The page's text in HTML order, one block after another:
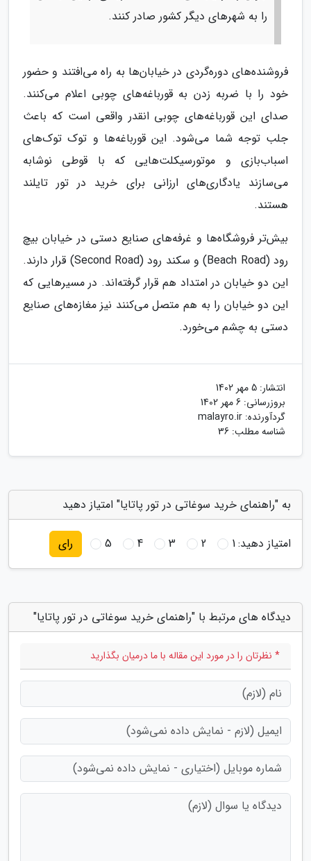
را به شهرهای دیگر کشور صادر کنند.
فروشنده‌های دوره‌گردی در خیابان‌ها به راه می‌افتند و حضور
خود را با ضربه زدن به قورباغه‌های چوبی اعلام می‌کنند.
صدای این قورباغه‌های چوبی انقدر واقعی است که باعث
جلب توجه شما می‌شود. این قورباغه‌ها و توک توک‌های
اسباب‌بازی و موتورسیکلت‌هایی که با قوطی نوشابه
می‌سازند یادگاری‌های ارزانی برای خرید در تور تایلند
هستند.
بیش‌تر فروشگاه‌ها و غرفه‌های صنایع دستی در خیابان بیچ
رود (Beach Road) و سکند رود (Second Road) قرار دارند.
این دو خیابان در امتداد هم قرار گرفته‌اند. در مسیرهایی که
این دو خیابان را به هم متصل می‌کنند نیز مغازه‌های صنایع
دستی به چشم می‌خورد.
انتشار: 5 مهر 1402
بروزرسانی: 6 مهر 1402
گردآورنده: malayro.ir
شناسه مطلب: 36
به "راهنمای خرید سوغاتی در تور پاتایا" امتیاز دهید
امتیاز دهید:1
2
3
4
5 رای
دیدگاه های مرتبط با "راهنمای خرید سوغاتی در تور پاتایا"
* نظرتان را در مورد این مقاله با ما درمیان بگذارید